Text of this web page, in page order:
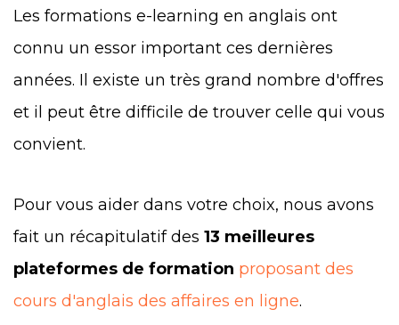
Les formations e-learning en anglais ont
connu un essor important ces dernières
années. Il existe un très grand nombre d'offres
et il peut être difficile de trouver celle qui vous
convient.
Pour vous aider dans votre choix, nous avons
fait un récapitulatif des 13 meilleures
plateformes de formation proposant des
cours d'anglais des affaires en ligne.